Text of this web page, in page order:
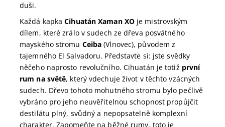
duši.
Každá kapkaCihuatán Xaman XOje mistrovským
dílem, které zrálo v sudech ze dřeva posvátného
mayského stromu Ceiba (Vlnovec), původem z
tajemného El Salvadoru. Představte si: jste svědky
něčeho naprosto revolučního. Cihuatán je totiž první
rum na světě, který vdechuje život v těchto vzácných
sudech. Dřevo tohoto mohutného stromu bylo pečlivě
vybráno pro jeho neuvěřitelnou schopnost propůjčit
destilátu plný, svůdný a nepopsatelně komplexní
charakter. Zapomeňte na běžné rumy, toto je